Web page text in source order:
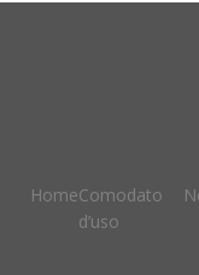
HomeComodato
d’uso